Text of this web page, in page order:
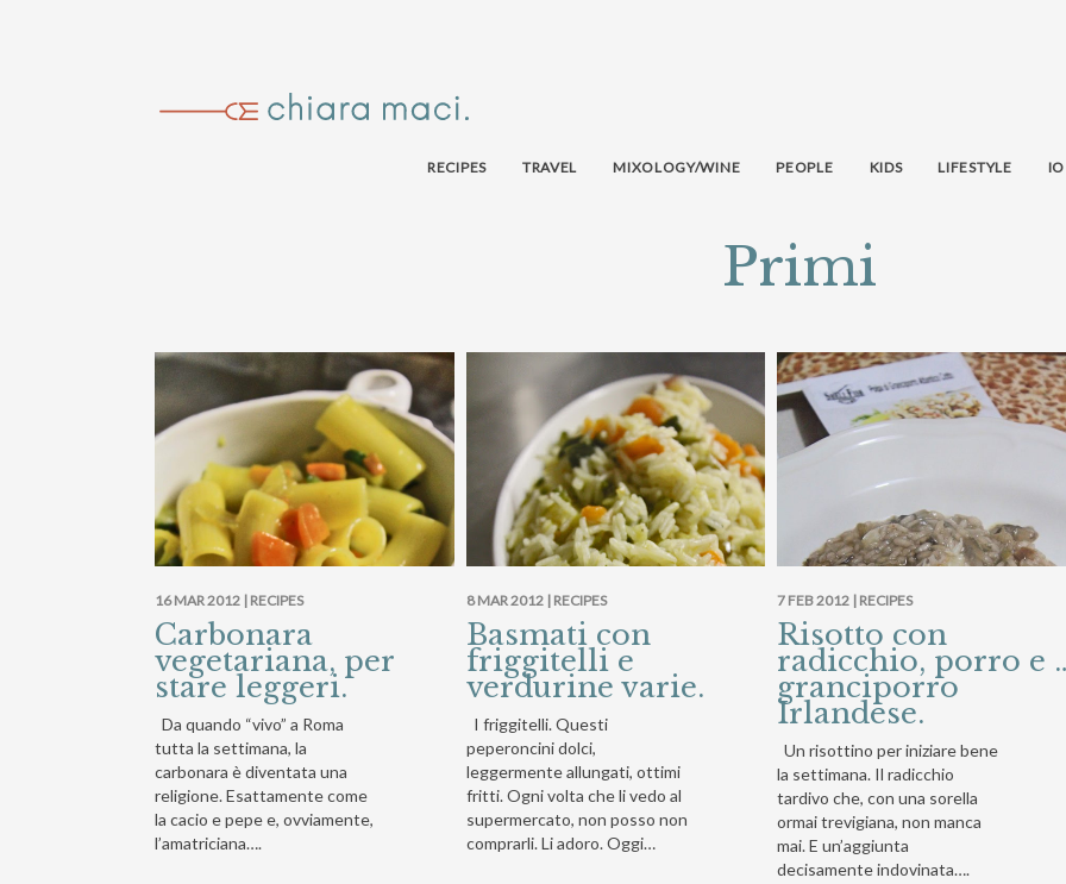
RECIPES TRAVEL MIXOLOGY/WINE PEOPLE KIDS LIFESTYLE
Primi
16 MAR 2012 | RECIPES
Carbonara
vegetariana, per
stare leggeri.
Da quando “vivo” a Roma
tutta la settimana, la
carbonara è diventata una
religione. Esattamente come
la cacio e pepe e, ovviamente,
l’amatriciana….
8 MAR 2012 | RECIPES
Basmati con
friggitelli e
verdurine varie.
I friggitelli. Questi
peperoncini dolci,
leggermente allungati, ottimi
fritti. Ogni volta che li vedo al
supermercato, non posso non
comprarli. Li adoro. Oggi…
7 FEB 2012 | RECIPES
Risotto con
radicchio, porro e
granciporro
Irlandese.
Un risottino per iniziare bene
la settimana. Il radicchio
tardivo che, con una sorella
ormai trevigiana, non manca
mai. E un’aggiunta
decisamente indovinata….